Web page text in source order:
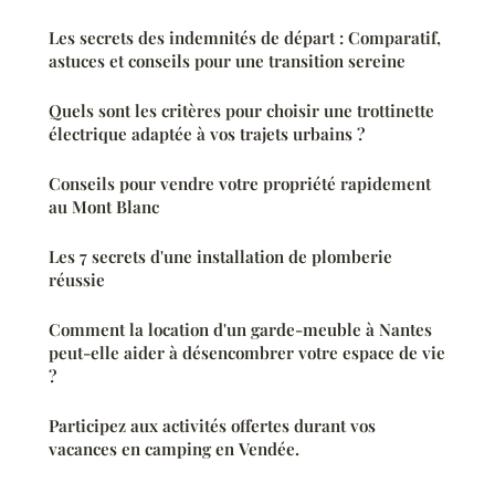
Les secrets des indemnités de départ : Comparatif,
astuces et conseils pour une transition sereine
Quels sont les critères pour choisir une trottinette
électrique adaptée à vos trajets urbains ?
Conseils pour vendre votre propriété rapidement
au Mont Blanc
Les 7 secrets d'une installation de plomberie
réussie
Comment la location d'un garde-meuble à Nantes
peut-elle aider à désencombrer votre espace de vie
?
Participez aux activités offertes durant vos
vacances en camping en Vendée.